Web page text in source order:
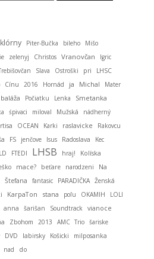
Piter-Bučka bileho Mišo
zelenyj Christos Vranovčan
Igric
Slava Ostroški pri
LHSC
Cínu 2016 Hornád ja Michal
Mater
baláža Počiatku Lenka Smetanka
śpivaci miloval Mužská
nádherný
OCEAN Karki raslavicke
Rakovcu
FS jenčove Isus Radoslava Kec
FTEDI LHSB hraj!
Kolíska
mace? beťare narodzeni
Na
Štefana fantasic PARADIČKA Ženská
KarpaTon stana poľu OKAMIH
LOLI
anna šarišan Soundtrack
vianoce
Zbohom 2013 AMC Trio šariske
DVD labirsky Košicki
milposanka
nad do